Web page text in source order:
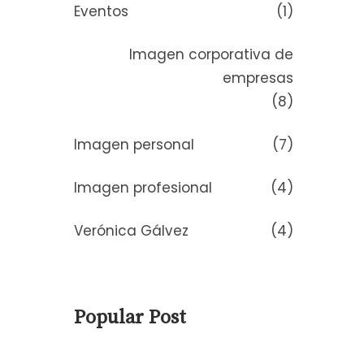
Eventos (1)
Imagen corporativa de
empresas
(8)
Imagen personal (7)
Imagen profesional (4)
Verónica Gálvez (4)
Popular Post